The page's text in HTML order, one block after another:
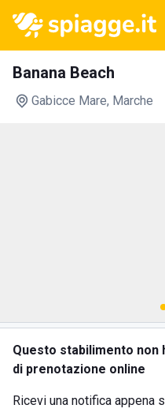
Banana Beach
Gabicce Mare, Marche
Questo stabilimento non
di prenotazione online
Ricevi una notifica appena